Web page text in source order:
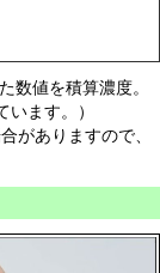
数値を積算濃度。
います。）
がありますので、